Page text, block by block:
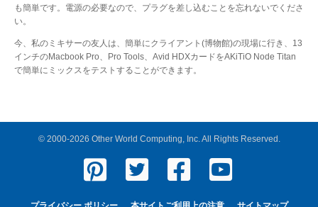
も簡単です。電源の必要なので、プラグを差し込むことを忘れないでくださ
い。
今、私のミキサーの友人は、簡単にクライアント(博物館)の現場に行き、13
インチのMacbook Pro、Pro Tools、Avid HDXカードをAKiTiO Node Titan
で簡単にミックスをテストすることができます。
© 2000-2026 Other World Computing, Inc. All Rights Reserved.